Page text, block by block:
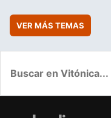
VER MÁS TEMAS